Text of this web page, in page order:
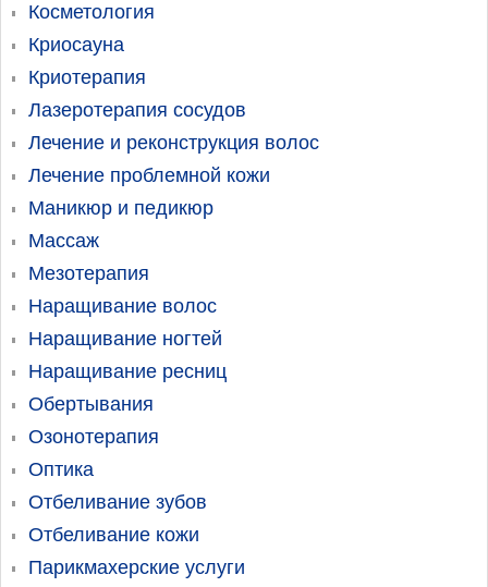
Косметология
Криосауна
Криотерапия
Лазеротерапия сосудов
Лечение и реконструкция волос
Лечение проблемной кожи
Маникюр и педикюр
Массаж
Мезотерапия
Наращивание волос
Наращивание ногтей
Наращивание ресниц
Обертывания
Озонотерапия
Оптика
Отбеливание зубов
Отбеливание кожи
Парикмахерские услуги